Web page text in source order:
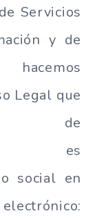
Servicios
y de
hacemos
Legal que
de
es
social en